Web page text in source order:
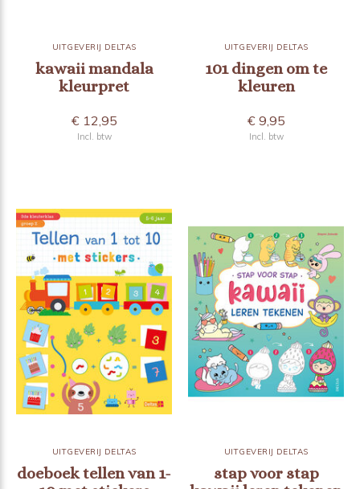
UITGEVERIJ DELTAS
kawaii mandala
kleurpret
€ 12,95
Incl. btw
UITGEVERIJ DELTAS
101 dingen om te
kleuren
€ 9,95
Incl. btw
UITGEVERIJ DELTAS
doeboek tellen van 1-
UITGEVERIJ DELTAS
stap voor stap